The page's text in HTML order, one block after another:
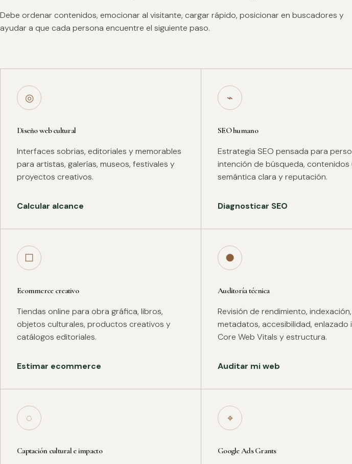
Debe ordenar contenidos, emocionar al visitante, cargar rápido, posicionar en buscadores y
ayudar a que cada persona encuentre el siguiente paso.
◎
Diseño web cultural
Interfaces sobrias, editoriales y memorables
para artistas, galerías, museos, festivales y
proyectos creativos.
Calcular alcance
⌁
SEO humano
Estrategia SEO pensada para
intención de búsqueda, contenidos
semántica clara y reputación.
Diagnosticar SEO
□
Ecommerce creativo
Tiendas online para obra gráfica, libros,
objetos culturales, productos creativos y
catálogos editoriales.
Estimar ecommerce
●
Auditoría técnica
Revisión de rendimiento, indexación,
metadatos, accesibilidad, enlazado
Core Web Vitals y estructura.
Auditar mi web
◌
Captación cultural e impacto
⌖
Google Ads Grants